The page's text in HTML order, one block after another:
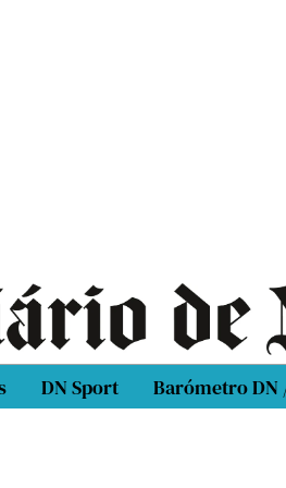
DN Sport Barómetro DN